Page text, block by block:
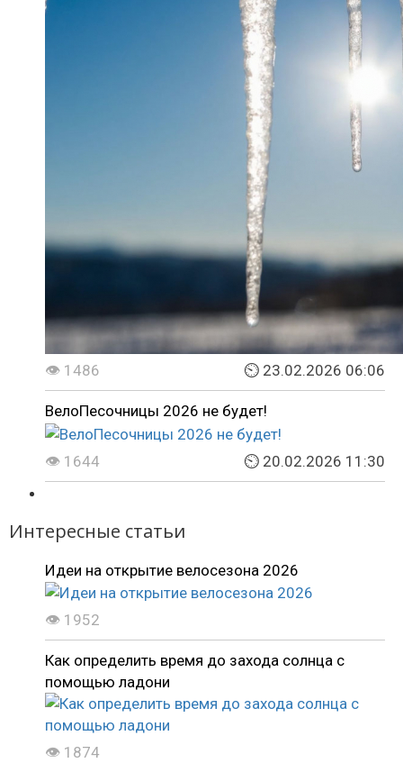
👁 1486 ⏲ 23.02.2026 06:06
ВелоПесочницы 2026 не будет!
👁 1644 ⏲ 20.02.2026 11:30
Интересные статьи
Идеи на открытие велосезона 2026
👁 1952
Как определить время до захода солнца с
помощью ладони
👁 1874